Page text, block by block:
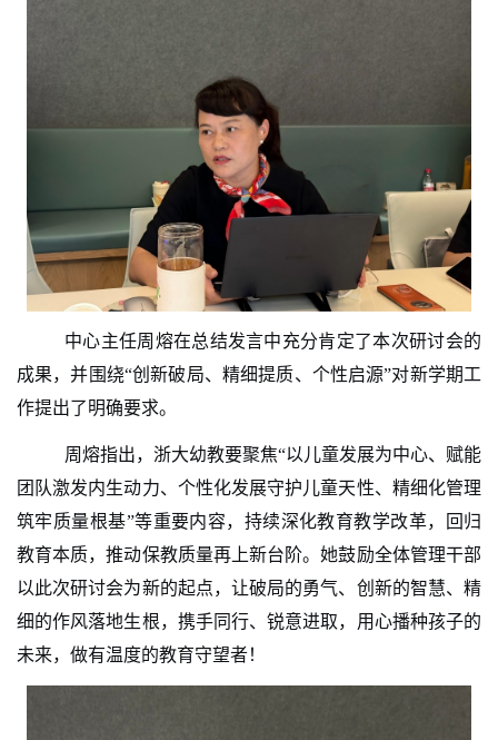
中心主任周熔在总结发言中充分肯定了本次研讨会的
成果，并围绕“创新破局、 精细提质、 个性启源”对新学期工
作提出了明确要求。
周熔指出，浙大幼教要聚焦“以儿童发展为中心、赋能
团队激发内生动力、个性化发展守护儿童天性、精细化管理
筑牢质量根基”等重要内容，持续深化教育教学改革，回归
教育本质，推动保教质量再上新台阶。她鼓励全体管理干部
以此次研讨会为新的起点，让破局的勇气、创新的智慧、精
细的作风落地生根，携手同行、锐意进取， 用心播种孩子的
未来， 做有温度的教育守望者！